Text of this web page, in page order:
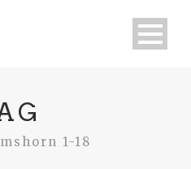
1-18